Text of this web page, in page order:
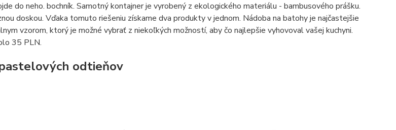
do neho. bochník. Samotný kontajner je vyrobený z ekologického materiálu - bambusového prášku.
doskou. Vďaka tomuto riešeniu získame dva produkty v jednom. Nádoba na batohy je najčastejšie
vzorom, ktorý je možné vybrať z niekoľkých možností, aby čo najlepšie vyhovoval vašej kuchyni.
35 PLN.
odtieňov